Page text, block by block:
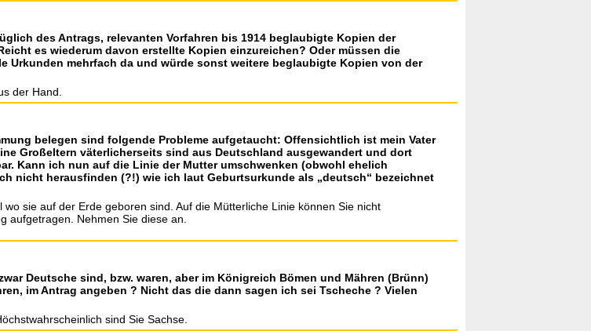
des Antrags, relevanten Vorfahren bis 1914 beglaubigte Kopien der
es wiederum davon erstellte Kopien einzureichen? Oder müssen die
Urkunden mehrfach da und würde sonst weitere beglaubigte Kopien von der
der Hand.
belegen sind folgende Probleme aufgetaucht: Offensichtlich ist mein Vater
Großeltern väterlicherseits sind aus Deutschland ausgewandert und dort
Kann ich nun auf die Linie der Mutter umschwenken (obwohl ehelich
nicht herausfinden (?!) wie ich laut Geburtsurkunde als „deutsch“ bezeichnet
sie auf der Erde geboren sind. Auf die Mütterliche Linie können Sie nicht
aufgetragen. Nehmen Sie diese an.
Deutsche sind, bzw. waren, aber im Königreich Bömen und Mähren (Brünn)
im Antrag angeben ? Nicht das die dann sagen ich sei Tscheche ? Vielen
sind Sie Sachse.